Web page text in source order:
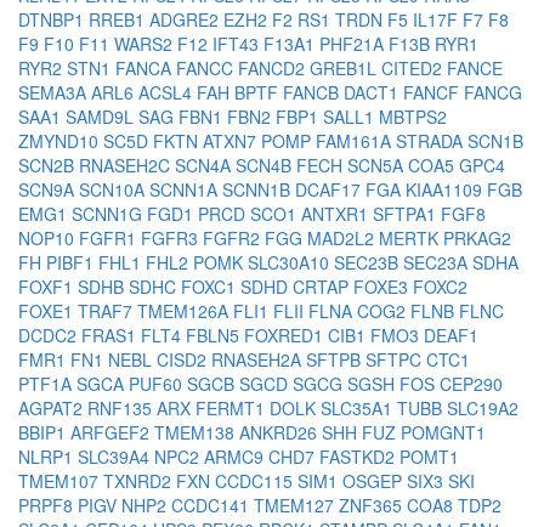
DTNBP1 RREB1 ADGRE2 EZH2 F2 RS1 TRDN F5 IL17F F7 F8
F9 F10 F11 WARS2 F12 IFT43 F13A1 PHF21A F13B RYR1
RYR2 STN1 FANCA FANCC FANCD2 GREB1L CITED2 FANCE
SEMA3A ARL6 ACSL4 FAH BPTF FANCB DACT1 FANCF FANCG
SAA1 SAMD9L SAG FBN1 FBN2 FBP1 SALL1 MBTPS2
ZMYND10 SC5D FKTN ATXN7 POMP FAM161A STRADA SCN1B
SCN2B RNASEH2C SCN4A SCN4B FECH SCN5A COA5 GPC4
SCN9A SCN10A SCNN1A SCNN1B DCAF17 FGA KIAA1109 FGB
EMG1 SCNN1G FGD1 PRCD SCO1 ANTXR1 SFTPA1 FGF8
NOP10 FGFR1 FGFR3 FGFR2 FGG MAD2L2 MERTK PRKAG2
FH PIBF1 FHL1 FHL2 POMK SLC30A10 SEC23B SEC23A SDHA
FOXF1 SDHB SDHC FOXC1 SDHD CRTAP FOXE3 FOXC2
FOXE1 TRAF7 TMEM126A FLI1 FLII FLNA COG2 FLNB FLNC
DCDC2 FRAS1 FLT4 FBLN5 FOXRED1 CIB1 FMO3 DEAF1
FMR1 FN1 NEBL CISD2 RNASEH2A SFTPB SFTPC CTC1
PTF1A SGCA PUF60 SGCB SGCD SGCG SGSH FOS CEP290
AGPAT2 RNF135 ARX FERMT1 DOLK SLC35A1 TUBB SLC19A2
BBIP1 ARFGEF2 TMEM138 ANKRD26 SHH FUZ POMGNT1
NLRP1 SLC39A4 NPC2 ARMC9 CHD7 FASTKD2 POMT1
TMEM107 TXNRD2 FXN CCDC115 SIM1 OSGEP SIX3 SKI
PRPF8 PIGV NHP2 CCDC141 TMEM127 ZNF365 COA8 TDP2